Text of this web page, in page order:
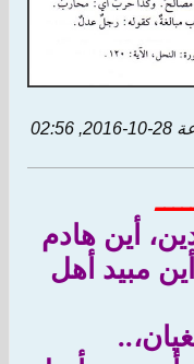
28-10-2016, 02:56
أين هادم
مبيد أهل